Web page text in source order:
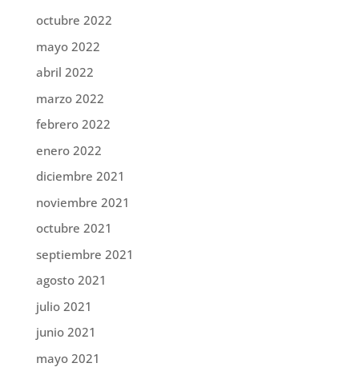
octubre 2022
mayo 2022
abril 2022
marzo 2022
febrero 2022
enero 2022
diciembre 2021
noviembre 2021
octubre 2021
septiembre 2021
agosto 2021
julio 2021
junio 2021
mayo 2021